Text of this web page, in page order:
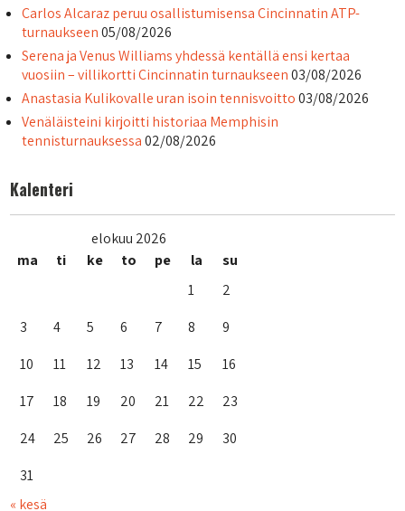
Carlos Alcaraz peruu osallistumisensa Cincinnatin ATP-
turnaukseen 05/08/2026
Serena ja Venus Williams yhdessä kentällä ensi kertaa
vuosiin – villikortti Cincinnatin turnaukseen 03/08/2026
Anastasia Kulikovalle uran isoin tennisvoitto 03/08/2026
Venäläisteini kirjoitti historiaa Memphisin
tennisturnauksessa 02/08/2026
Kalenteri
elokuu 2026
ma
ti ke to pe la
su
1
2
3
4 5 6 7 8
9
10
11 12 13 14 15
16
17
18 19 20 21 22
23
24
25 26 27 28 29
30
31
« kesä